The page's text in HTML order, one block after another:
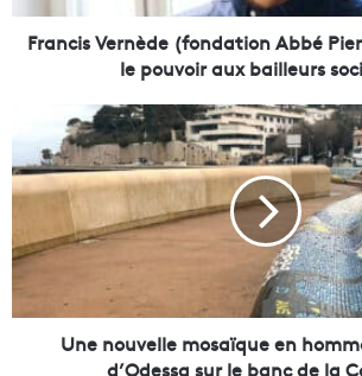
e
e
(
f
n
d
t
Francis Vernède (fondation Abbé
le pouvoir aux bailleurs
n
e
n
u
v
l
Une nouvelle mosaïque en
d’Odessa sur le banc de la